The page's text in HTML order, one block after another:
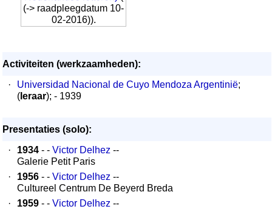
(-> raadpleegdatum 10-
02-2016)).
Activiteiten (werkzaamheden):
·
Universidad Nacional de Cuyo Mendoza Argentinië;
( leraar); - 1939
Presentaties (solo):
·
1934 - - Victor Delhez --
Galerie Petit Paris
·
1956 - - Victor Delhez --
Cultureel Centrum De Beyerd Breda
·
1959 - - Victor Delhez --